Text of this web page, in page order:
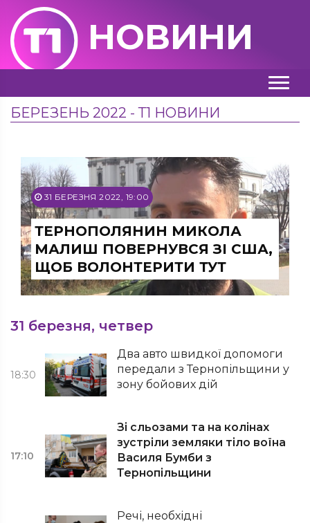
НОВИНИ
БЕРЕЗЕНЬ 2022 - Т1 НОВИНИ
31 БЕРЕЗНЯ 2022, 19:00
ТЕРНОПОЛЯНИН МИКОЛА
МАЛИШ ПОВЕРНУВСЯ ЗІ США,
ЩОБ ВОЛОНТЕРИТИ ТУТ
31 березня, четвер
18:30
Два авто швидкої допомоги
передали з Тернопільщини у
зону бойових дій
17:10
Зі сльозами та на колінах
зустріли земляки тіло воїна
Василя Бумби з
Тернопільщини
Речі, необхідні